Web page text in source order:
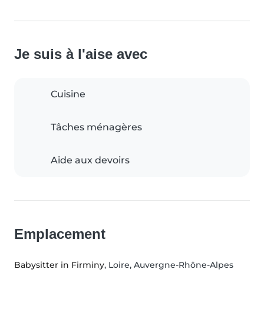
Je suis à l'aise avec
Cuisine
Tâches ménagères
Aide aux devoirs
Emplacement
Babysitter in Firminy, Loire, Auvergne-Rhône-Alpes